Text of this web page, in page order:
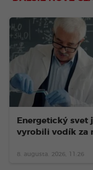
Energetický svet
vyrobili vodík za
8. augusta. 2026, 11:26